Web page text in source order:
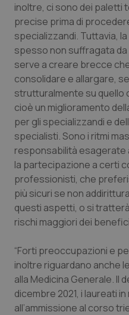
inoltre, ci sono dei paletti
precise prima di
specializzandi. Tuttavia,
spesso non suffragata
serve a creare brecce
consolidare e allargare,
strutturalmente su quello
cioè un miglioramento
per gli specializzandi e
specialisti. Sono i ritmi
responsabilità esagerate
la partecipazione a certi
professionisti, che
più sicuri se non
questi aspetti, o si
rischi maggiori dei
“Forti preoccupazioni e
inoltre riguardano anche
alla Medicina Generale. Il
dicembre 2021, i laureati
all’ammissione al corso